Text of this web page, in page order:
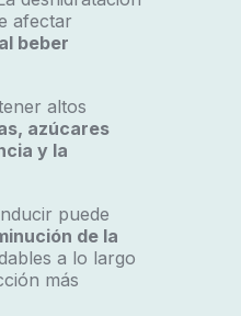
afectar
beber
altos
azúcares
y la
puede
de la
a lo largo
más